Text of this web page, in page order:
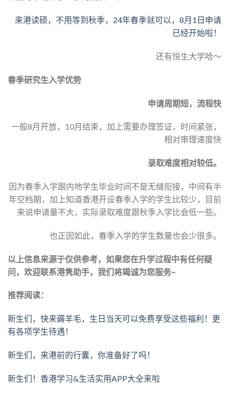
来港读硕，不用等到秋季，24年春季就可以，8月1日申请
已经开始啦！
还有恒生大学哈～
春季研究生入学优势
申请周期短，流程快
一般8月开放，10月结束，加上需要办理签证，时间紧张，
相对审理速度快
录取难度相对较低。
因为春季入学跟内地学生毕业时间不是无缝衔接，中间有半
年空档期，加上知道香港开设春季入学的学生比较少，目前
来说申请量不大，实际录取难度跟秋季入学比会低一些。
也正因如此，春季入学的学生数量也会少很多。
以上信息来源于仅供参考，如果您在升学过程中有任何疑
问，欢迎联系港隽助手，我们将竭诚为您服务~
推荐阅读：
新生们，快来薅羊毛，生日当天可以免费享受这些福利！更
有各项学生待遇！
新生们，来港前的行囊，你准备好了吗！
新生们！香港学习&生活实用APP大全来啦